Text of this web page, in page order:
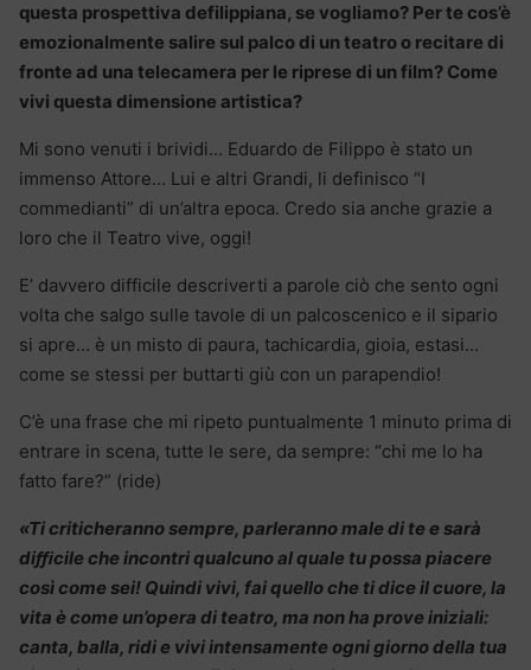
questa prospettiva defilippiana, se vogliamo? Per te cos’è
emozionalmente salire sul palco di un teatro o recitare di
fronte ad una telecamera per le riprese di un film? Come
vivi questa dimensione artistica?
Mi sono venuti i brividi… Eduardo de Filippo è stato un
immenso Attore… Lui e altri Grandi, li definisco “I
commedianti” di un’altra epoca. Credo sia anche grazie a
loro che il Teatro vive, oggi!
E’ davvero difficile descriverti a parole ciò che sento ogni
volta che salgo sulle tavole di un palcoscenico e il sipario
si apre… è un misto di paura, tachicardia, gioia, estasi…
come se stessi per buttarti giù con un parapendio!
C’è una frase che mi ripeto puntualmente 1 minuto prima di
entrare in scena, tutte le sere, da sempre: “chi me lo ha
fatto fare?” (ride)
«Ti criticheranno sempre, parleranno male di te e sarà
diﬃcile che incontri qualcuno al quale tu possa piacere
così come sei! Quindi vivi, fai quello che ti dice il cuore, la
vita è come un’opera di teatro, ma non ha prove iniziali:
canta, balla, ridi e vivi intensamente ogni giorno della tua